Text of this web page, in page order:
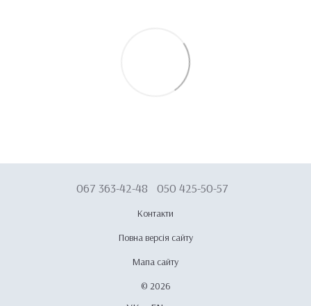
067 363-42-48 050 425-50-57
Контакти
Повна версія сайту
Мапа сайту
© 2026